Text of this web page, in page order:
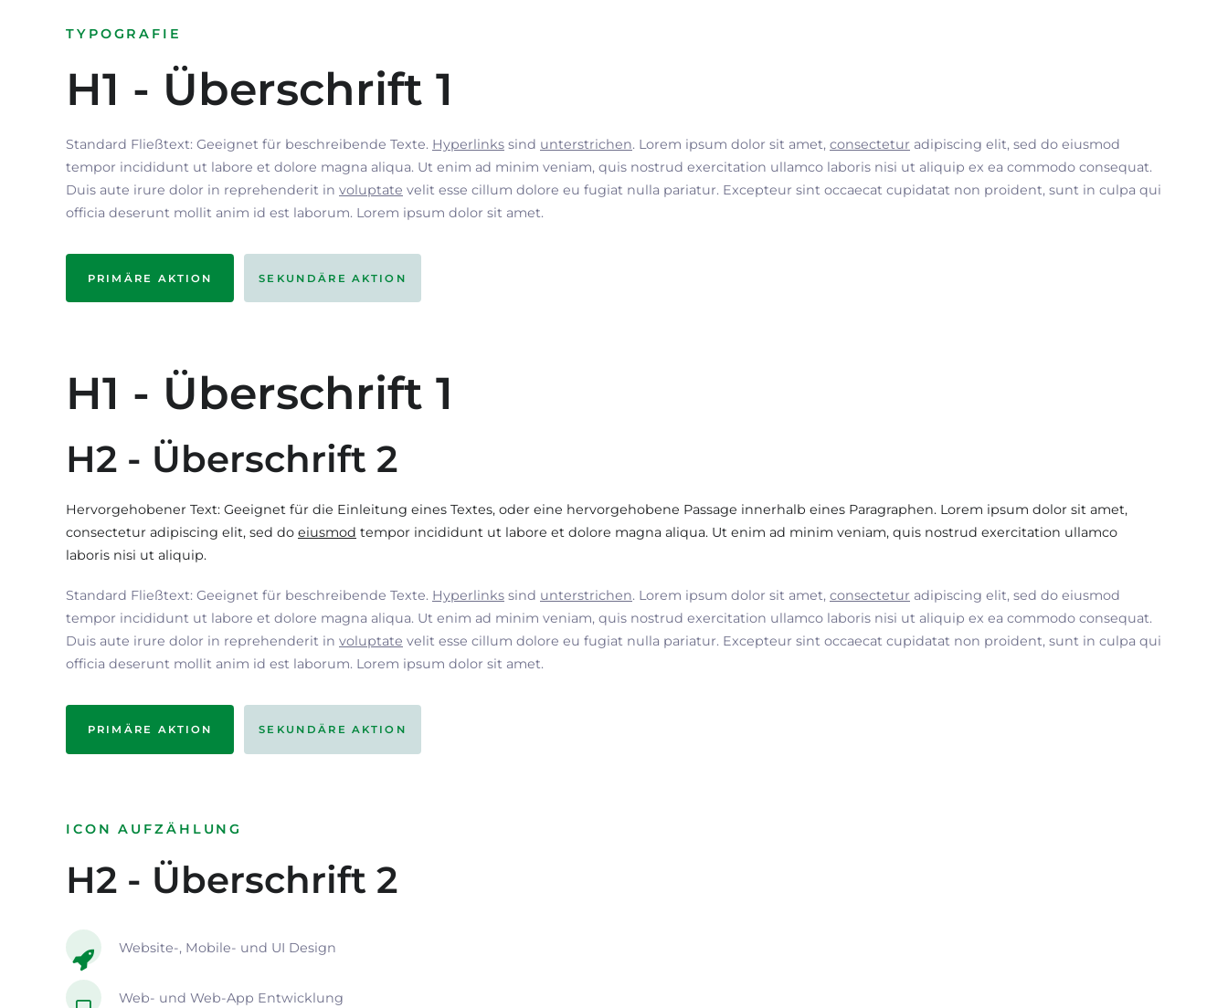
TYPOGRAFIE
H1 - Überschrift 1
Standard Fließtext: Geeignet für beschreibende Texte. Hyperlinks sind unterstrichen. Lorem ipsum dolor sit amet, consectetur adipiscing elit, sed do eiusmod
tempor incididunt ut labore et dolore magna aliqua. Ut enim ad minim veniam, quis nostrud exercitation ullamco laboris nisi ut aliquip ex ea commodo consequat.
Duis aute irure dolor in reprehenderit in voluptate velit esse cillum dolore eu fugiat nulla pariatur. Excepteur sint occaecat cupidatat non proident, sunt in culpa qui
officia deserunt mollit anim id est laborum. Lorem ipsum dolor sit amet.
PRIMÄRE AKTION SEKUNDÄRE AKTION
H1 - Überschrift 1
H2 - Überschrift 2
Hervorgehobener Text: Geeignet für die Einleitung eines Textes, oder eine hervorgehobene Passage innerhalb eines Paragraphen. Lorem ipsum dolor sit amet,
consectetur adipiscing elit, sed do eiusmod tempor incididunt ut labore et dolore magna aliqua. Ut enim ad minim veniam, quis nostrud exercitation ullamco
laboris nisi ut aliquip.
Standard Fließtext: Geeignet für beschreibende Texte. Hyperlinks sind unterstrichen. Lorem ipsum dolor sit amet, consectetur adipiscing elit, sed do eiusmod
tempor incididunt ut labore et dolore magna aliqua. Ut enim ad minim veniam, quis nostrud exercitation ullamco laboris nisi ut aliquip ex ea commodo consequat.
Duis aute irure dolor in reprehenderit in voluptate velit esse cillum dolore eu fugiat nulla pariatur. Excepteur sint occaecat cupidatat non proident, sunt in culpa qui
officia deserunt mollit anim id est laborum. Lorem ipsum dolor sit amet.
PRIMÄRE AKTION SEKUNDÄRE AKTION
ICON AUFZÄHLUNG
H2 - Überschrift 2
Website-, Mobile- und UI Design
Web- und Web-App Entwicklung